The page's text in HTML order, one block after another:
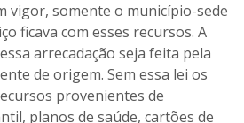
vigor, somente o município-sede
ficava com esses recursos. A
arrecadação seja feita pela
de origem. Sem essa lei os
provenientes de
planos de saúde, cartões de